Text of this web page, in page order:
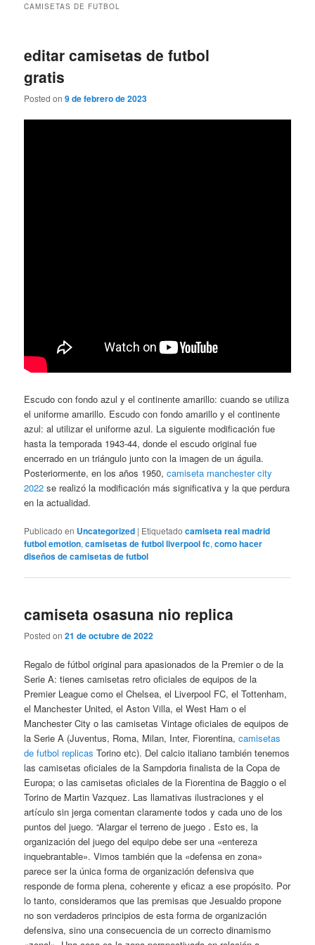
CAMISETAS DE FUTBOL
editar camisetas de futbol
gratis
Posted on9 de febrero de 2023
Escudo con fondo azul y el continente amarillo: cuando se utiliza
el uniforme amarillo. Escudo con fondo amarillo y el continente
azul: al utilizar el uniforme azul. La siguiente modificación fue
hasta la temporada 1943-44, donde el escudo original fue
encerrado en un triángulo junto con la imagen de un águila.
Posteriormente, en los años 1950,camiseta manchester city
2022 se realizó la modificación más significativa y la que perdura
en la actualidad.
Publicado en Uncategorized | Etiquetado camiseta real madrid
futbol emotion,camisetas de futbol liverpool fc,como hacer
diseños de camisetas de futbol
camiseta osasuna nio replica
Posted on21 de octubre de 2022
Regalo de fútbol original para apasionados de la Premier o de la
Serie A: tienes camisetas retro oficiales de equipos de la
Premier League como el Chelsea, el Liverpool FC, el Tottenham,
el Manchester United, el Aston Villa, el West Ham o el
Manchester City o las camisetas Vintage oficiales de equipos de
la Serie A (Juventus, Roma, Milan, Inter, Fiorentina,camisetas
de futbol replicas Torino etc). Del calcio italiano también tenemos
las camisetas oficiales de la Sampdoria finalista de la Copa de
Europa; o las camisetas oficiales de la Fiorentina de Baggio o el
Torino de Martin Vazquez. Las llamativas ilustraciones y el
artículo sin jerga comentan claramente todos y cada uno de los
puntos del juego. “Alargar el terreno de juego . Esto es, la
organización del juego del equipo debe ser una «entereza
inquebrantable». Vimos también que la «defensa en zona»
parece ser la única forma de organización defensiva que
responde de forma plena, coherente y eficaz a ese propósito. Por
lo tanto, consideramos que las premisas que Jesualdo propone
no son verdaderos principios de esta forma de organización
defensiva, sino una consecuencia de un correcto dinamismo